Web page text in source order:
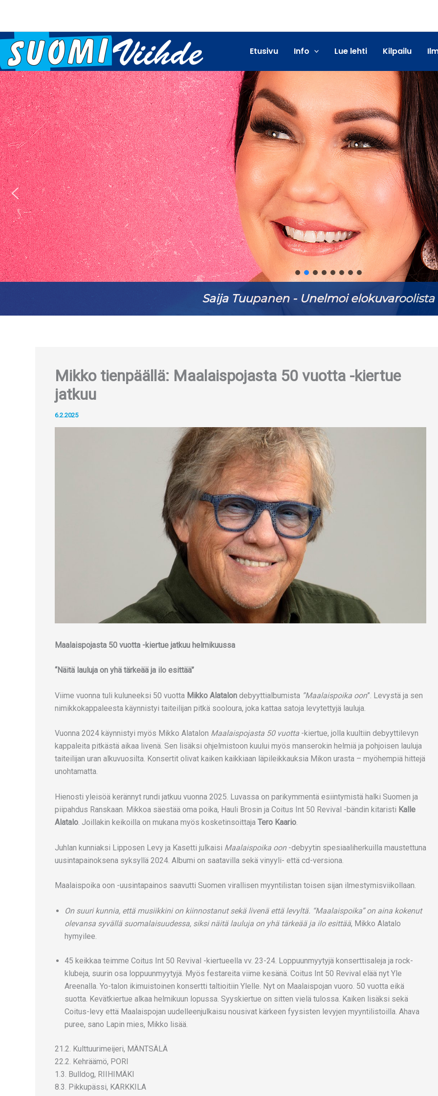
Etusivu Info Lue lehti Kilpailu
Saija Tuupanen - Unelmoi elokuvaroolista
Mikko tienpäällä: Maalaispojasta 50 vuotta -kiertue
jatkuu
6.2.2025
Maalaispojasta 50 vuotta -kiertue jatkuu helmikuussa
“Näitä lauluja on yhä tärkeää ja ilo esittää”
Viime vuonna tuli kuluneeksi 50 vuotta Mikko Alatalon debyyttialbumista ”Maalaispoika oon”. Levystä ja sen
nimikkokappaleesta käynnistyi taiteilijan pitkä sooloura, joka kattaa satoja levytettyjä lauluja.
Vuonna 2024 käynnistyi myös Mikko Alatalon Maalaispojasta 50 vuotta -kiertue, jolla kuultiin debyyttilevyn
kappaleita pitkästä aikaa livenä. Sen lisäksi ohjelmistoon kuului myös manserokin helmiä ja pohjoisen lauluja
taiteilijan uran alkuvuosilta. Konsertit olivat kaiken kaikkiaan läpileikkauksia Mikon urasta – myöhempiä hittejä
unohtamatta.
Hienosti yleisöä kerännyt rundi jatkuu vuonna 2025. Luvassa on parikymmentä esiintymistä halki Suomen ja
piipahdus Ranskaan. Mikkoa säestää oma poika, Hauli Brosin ja Coitus Int 50 Revival -bändin kitaristi Kalle
Alatalo. Joillakin keikoilla on mukana myös kosketinsoittaja Tero Kaario.
Juhlan kunniaksi Lipposen Levy ja Kasetti julkaisi Maalaispoika oon-debyytin spesiaaliherkuilla maustettuna
uusintapainoksena syksyllä 2024. Albumi on saatavilla sekä vinyyli- että cd-versiona.
Maalaispoika oon -uusintapainos saavutti Suomen virallisen myyntilistan toisen sijan ilmestymisviikollaan.
On suuri kunnia, että musiikkini on kiinnostanut sekä livenä että levyltä. “Maalaispoika” on aina kokenut
olevansa syvällä suomalaisuudessa, siksi näitä lauluja on yhä tärkeää ja ilo esittää, Mikko Alatalo
hymyilee.
45 keikkaa teimme Coitus Int 50 Revival -kiertueella vv. 23-24. Loppuunmyytyjä konserttisaleja ja rock-
klubeja, suurin osa loppuunmyytyjä. Myös festareita viime kesänä. Coitus Int 50 Revival elää nyt Yle
Areenalla. Yo-talon ikimuistoinen konsertti taltioitiin Ylelle. Nyt on Maalaispojan vuoro. 50 vuotta eikä
suotta. Kevätkiertue alkaa helmikuun lopussa. Syyskiertue on sitten vielä tulossa. Kaiken lisäksi sekä
Coitus-levy että Maalaispojan uudelleenjulkaisu nousivat kärkeen fyysisten levyjen myyntilistoilla. Ahava
puree, sano Lapin mies, Mikko lisää.
21.2. Kulttuurimeijeri, MÄNTSÄLÄ
22.2. Kehräämö, PORI
1.3. Bulldog, RIIHIMÄKI
8.3. Pikkupässi, KARKKILA